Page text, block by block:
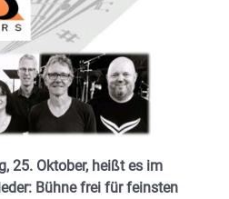
25. Oktober, heißt es im
Bühne frei für feinsten